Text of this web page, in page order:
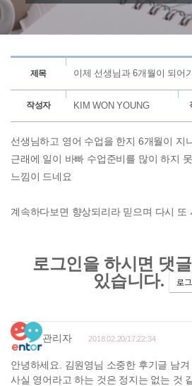
제목 이제 선생님과 6개월이 되어
작성자 KIM WON YOUNG
선생님하고 영어 수업을 한지 6개월이 지
근래에 일이 바빠 수업준비를 많이 하지
느낌이 드네요
계속하다보면 향상되리라 믿으며 다시 또